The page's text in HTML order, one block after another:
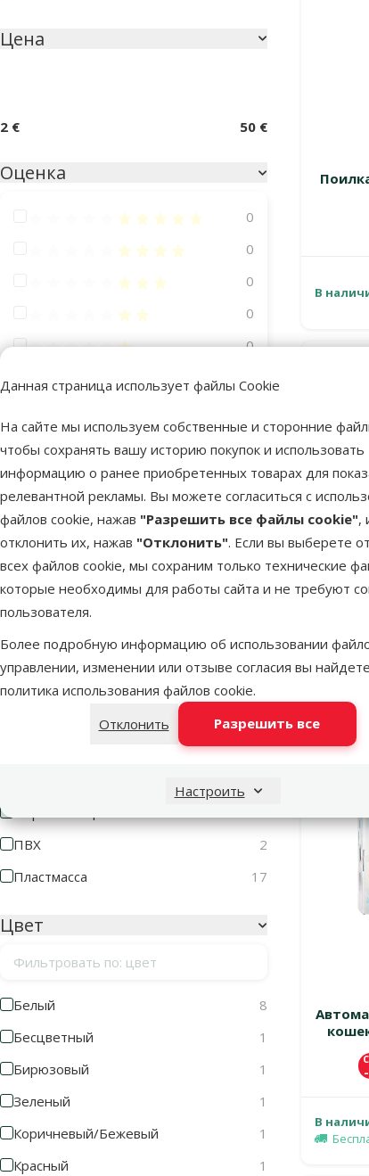
Данная страница использует файлы Cookie
На сайте мы используем собственные и сторонние
чтобы сохранять вашу историю покупок и использовать
информацию о ранее приобретенных товарах для
релевантной рекламы. Вы можете согласиться с
файлов cookie, нажав "Разрешить все файлы cookie",
отклонить их, нажав "Отклонить". Если вы выберете
всех файлов cookie, мы сохраним только технические
которые необходимы для работы сайта и не требуют
пользователя.
Более подробную информацию об использовании
управлении, изменении или отзыве согласия вы
политика использования файлов cookie.
Отклонить
Разрешить все
Настроить
Цена
2 € 50 €
Оценка
Оценка 100%
0
Оценка 80%
0
Оценка 60%
0
Оценка 40%
0
Оценка 20%
0
Маленькая
1
Средняя
1
Объем
500ml 1500ml
3
ПВХ
2
Пластмасса
17
Цвет
Фильтровать по: цвет
Белый
8
Бесцветный
1
Бирюзовый
1
Зеленый
1
Коричневый/Бежевый
1
Красный
1
В
В
В